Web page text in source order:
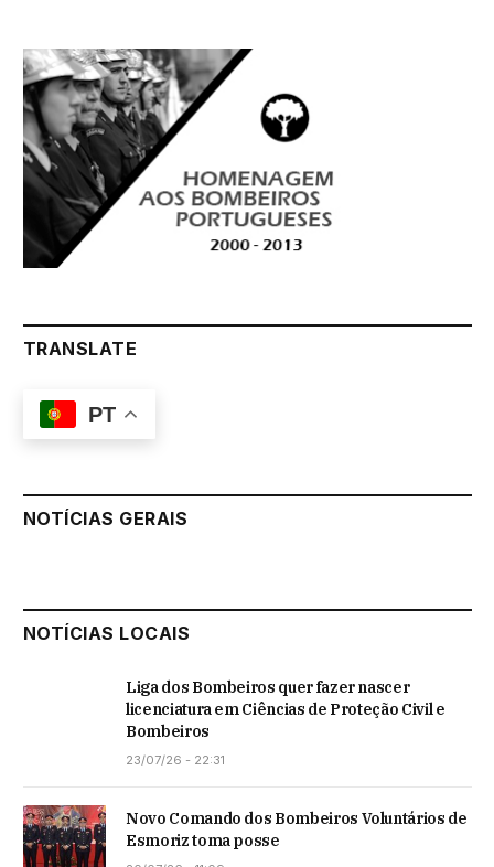
TRANSLATE
PT
NOTÍCIAS GERAIS
NOTÍCIAS LOCAIS
Liga dos Bombeiros quer fazer nascer
licenciatura em Ciências de Proteção Civil e
Bombeiros
23/07/26 - 22:31
Novo Comando dos Bombeiros Voluntários de
Esmoriz toma posse